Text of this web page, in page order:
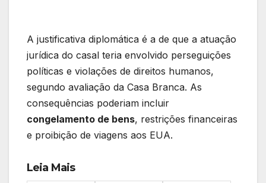
A justificativa diplomática é a de que a atuação
jurídica do casal teria envolvido perseguições
políticas e violações de direitos humanos,
segundo avaliação da Casa Branca. As
consequências poderiam incluir
congelamento de bens, restrições financeiras
e proibição de viagens aos EUA.
Leia Mais